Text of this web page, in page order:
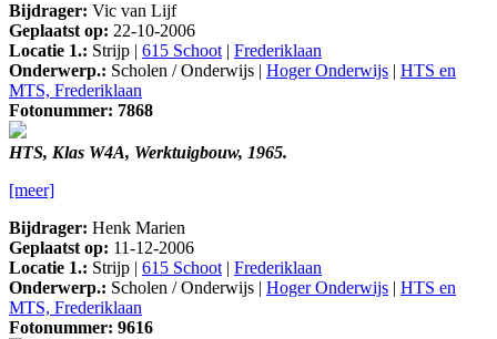
Bijdrager: Vic van Lijf
Geplaatst op: 22-10-2006
Locatie 1.: Strijp | 615 Schoot| Frederiklaan
Onderwerp.: Scholen / Onderwijs | Hoger Onderwijs | HTS en
MTS, Frederiklaan
Fotonummer: 7868
HTS, Klas W4A, Werktuigbouw, 1965.
[meer]
Bijdrager: Henk Marien
Geplaatst op: 11-12-2006
Locatie 1.: Strijp | 615 Schoot| Frederiklaan
Onderwerp.: Scholen / Onderwijs | Hoger Onderwijs | HTS en
MTS, Frederiklaan
Fotonummer: 9616